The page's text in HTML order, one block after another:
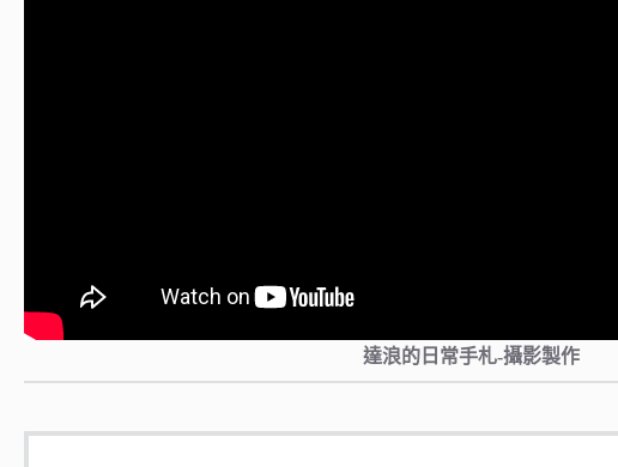
達浪的日常手札-攝影製作